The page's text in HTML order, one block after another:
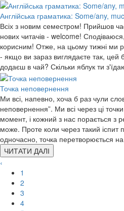
Англійська граматика: Some/any,
Всіх з новим семестром! Прийшов
нових читачів - welcome!
корисним! Отже, на цьому тижні ми
- якщо ви зараз виглядаєте так, цей
додаєш в чай? Скільки яблук ти
Точка неповернення
Ми всі, напевно, хоча б раз чули
неповернення”. Ми всі через ці
момент, і кожний з нас порається з
може. Проте коли через такий іспит
одночасно, точка перетворюється
ЧИТАТИ ДАЛІ
‹
1
2
3
4